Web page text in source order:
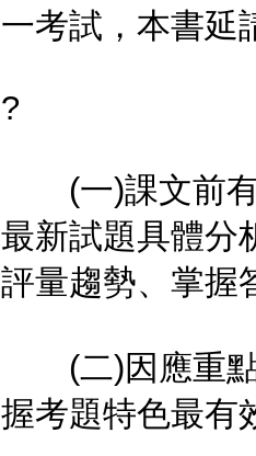
一考試，本書延
?
(一)課文前有
最新試題具體分
評量趨勢、掌握
(二)因應重點
握考題特色最有